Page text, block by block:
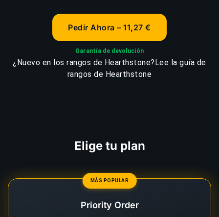
Pedir Ahora – 11,27 €
Garantía de devolución
¿Nuevo en los rangos de Hearthstone?Lee la guía de
rangos de Hearthstone
Elige tu plan
MÁS POPULAR
Priority Order